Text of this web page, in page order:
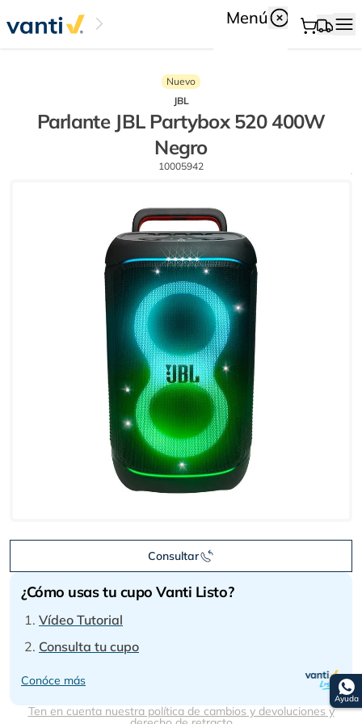
Menú
Ayuda
Nuevo
JBL
Parlante JBL Partybox 520 400W
Negro
10005942
Consultar
¿Cómo usas tu cupo Vanti Listo?
Vídeo Tutorial
Consulta tu cupo
Conóce más
Ten en cuenta nuestra política de cambios y devoluciones y